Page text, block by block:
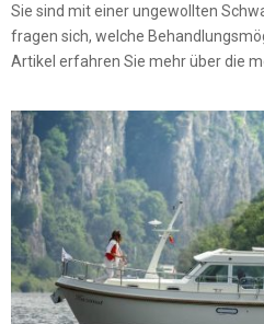
Sie sind mit einer ungewollten
fragen sich, welche
Artikel erfahren Sie mehr über die